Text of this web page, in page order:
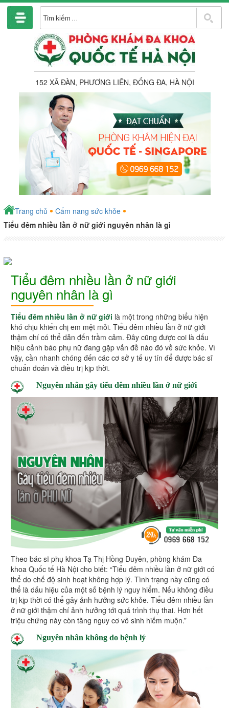
Chuyển
phần
152 XÃ ĐÀN, PHƯƠNG LIÊN, ĐỐNG ĐA, HÀ NỘI
Trang chủ
Cẩm nang sức khỏe
Tiểu đêm nhiều lần ở nữ giới nguyên nhân là gì
Tiểu đêm nhiều lần ở nữ giới
nguyên nhân là gì
Tiểu đêm nhiều lần ở nữ giới là một trong những biểu hiện
khó chịu khiến chị em mệt mỏi. Tiểu đêm nhiều lần ở nữ giới
thậm chí có thể dẫn đến trầm cảm. Đây cũng được coi là dấu
hiệu cảnh báo phụ nữ đang gặp vấn đề nào đó về sức khỏe. Vì
vậy, cần nhanh chóng đến các cơ sở y tế uy tín để được bác sĩ
chuẩn đoán và điều trị kịp thời.
Nguyên nhân gây tiểu đêm nhiều lần ở nữ giới
Theo bác sĩ phụ khoa Tạ Thị Hồng Duyên, phòng khám Đa
khoa Quốc tế Hà Nội cho biết: “Tiểu đêm nhiều lần ở nữ giới có
thể do chế độ sinh hoạt không hợp lý. Tình trạng này cũng có
thể là dấu hiệu của một số bệnh lý nguy hiểm. Nếu không điều
trị kịp thời có thể gây ảnh hưởng sức khỏe. Tiểu đêm nhiều lần
ở nữ giới thậm chí ảnh hưởng tới quá trình thụ thai. Hơn hết
triệu chứng này còn tăng nguy cơ vô sinh hiếm muộn.”
Nguyên nhân không do bệnh lý